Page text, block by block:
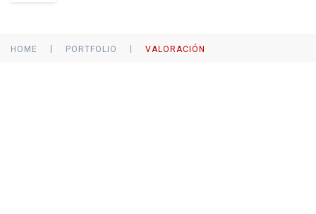
HOME PORTFOLIO VALORACIÓN